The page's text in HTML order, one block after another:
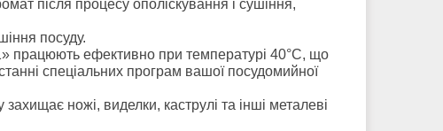
після процесу ополіскування і сушіння,
посуду.
працюють ефективно при температурі 40°C, що
спеціальних програм вашої посудомийної
ножі, виделки, каструлі та інші металеві